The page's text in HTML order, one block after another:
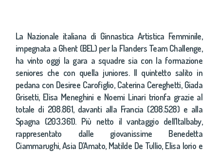
La Nazionale italiana di Ginnastica Artistica Femminile,
impegnata a Ghent (BEL) per la Flanders Team Challenge,
ha vinto oggi la gara a squadre sia con la formazione
seniores che con quella juniores. Il quintetto salito in
pedana con Desiree Carofiglio, Caterina Cereghetti, Giada
Grisetti, Elisa Meneghini e Noemi Linari trionfa grazie al
totale di 208.861, davanti alla Francia (208.528) e alla
Spagna (203.361). Più netto il vantaggio dell’Italbaby,
rappresentato dalle giovanissime Benedetta
Ciammarughi, Asia D’Amato, Matilde De Tullio, Elisa Iorio e